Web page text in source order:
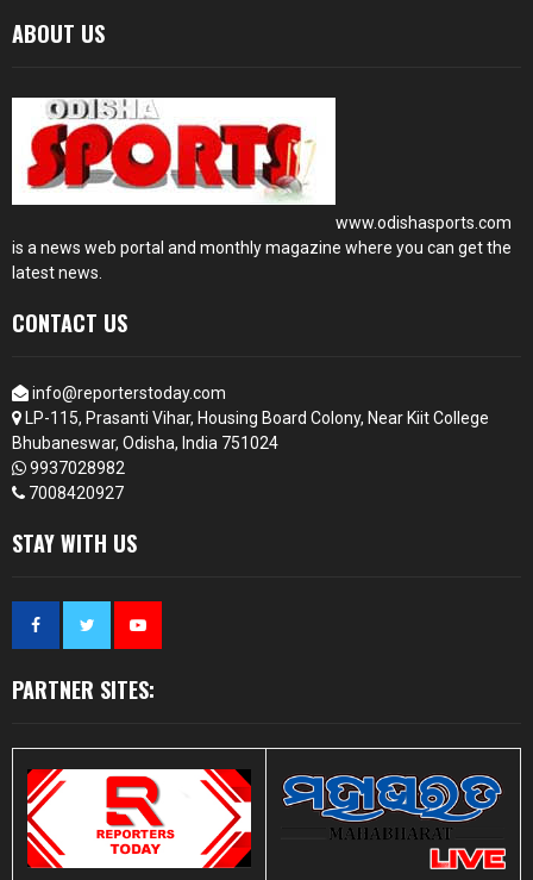
ABOUT US
www.odishasports.com
is a news web portal and monthly magazine where you can get the
latest news.
CONTACT US
info@reporterstoday.com
LP-115, Prasanti Vihar, Housing Board Colony, Near Kiit College
Bhubaneswar, Odisha, India 751024
9937028982
7008420927
STAY WITH US
PARTNER SITES: